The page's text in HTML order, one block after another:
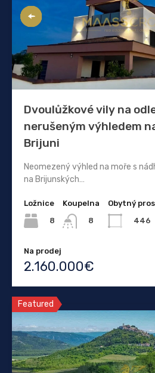
Dvoulůžkové vily na
nerušeným výhledem
Brijuni
Neomezený výhled na moře s
na Brijunských…
Ložnice
8
Koupelna
8
Obytný
446
Na prodej
2.160.000€
Featured